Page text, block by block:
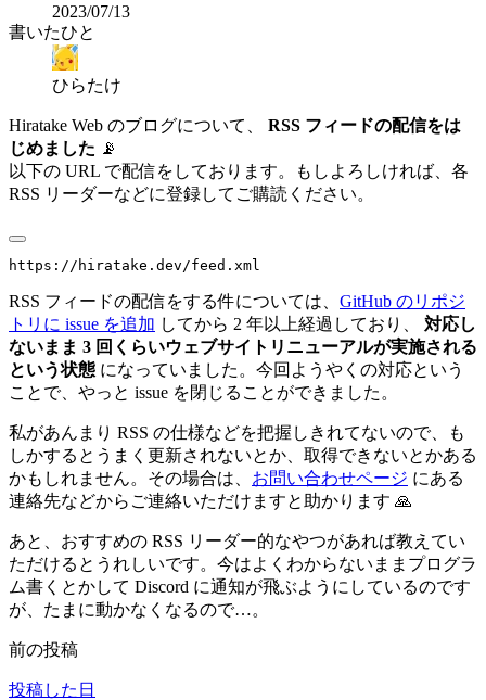
2023/07/13
書いたひと
ひらたけ
Hiratake Web のブログについて、 RSS フィードの配信をは
じめました 📡
以下の URL で配信をしております。もしよろしければ、各
RSS リーダーなどに登録してご購読ください。
RSS フィードの配信をする件については、 GitHub のリポジ
トリに issue を追加 してから 2 年以上経過しており、 対応し
ないまま 3 回くらいウェブサイトリニューアルが実施される
という状態 になっていました。今回ようやくの対応という
ことで、やっと issue を閉じることができました。
私があんまり RSS の仕様などを把握しきれてないので、も
しかするとうまく更新されないとか、取得できないとかある
かもしれません。その場合は、 お問い合わせページ にある
連絡先などからご連絡いただけますと助かります 🙏
あと、おすすめの RSS リーダー的なやつがあれば教えてい
ただけるとうれしいです。今はよくわからないままプログラ
ム書くとかして Discord に通知が飛ぶようにしているのです
が、たまに動かなくなるので…。
前の投稿
投稿した日